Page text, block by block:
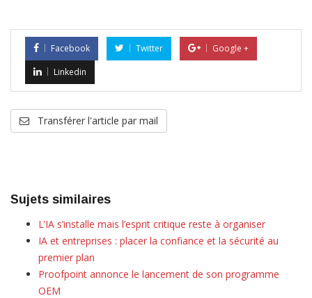
Facebook Twitter
Google +
Linkedin
Transférer l'article par mail
Sujets similaires
L’IA s’installe mais l’esprit critique reste à organiser
IA et entreprises : placer la confiance et la sécurité au
premier plan
Proofpoint annonce le lancement de son programme
OEM